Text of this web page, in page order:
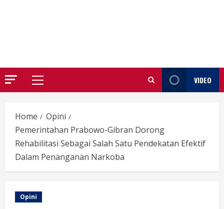
Primary
VIDEO
Home
Opini
Pemerintahan Prabowo-Gibran Dorong
Rehabilitasi Sebagai Salah Satu Pendekatan Efektif
Dalam Penanganan Narkoba
Opini